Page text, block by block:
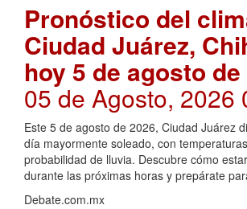
Pronóstico del
Ciudad Juárez,
hoy 5 de agosto de
05 de Agosto, 2026
Este 5 de agosto de 2026, Ciudad Juárez
día mayormente soleado, con
probabilidad de lluvia. Descubre cómo
durante las próximas horas y prepárate
Debate.com.mx